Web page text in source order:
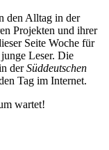
den Alltag in der
Projekten und ihrer
Seite Woche für
Leser. Die
derSüddeutschen
Tag im Internet.
wartet!